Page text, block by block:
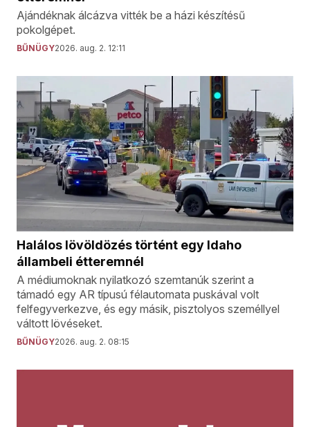
Ajándéknak álcázva vitték be a házi készítésű
pokolgépet.
BŰNÜGY2026. aug. 2. 12:11
Halálos lövöldözés történt egy Idaho
állambeli étteremnél
A médiumoknak nyilatkozó szemtanúk szerint a
támadó egy AR típusú félautomata puskával volt
felfegyverkezve, és egy másik, pisztolyos személlyel
váltott lövéseket.
BŰNÜGY2026. aug. 2. 08:15